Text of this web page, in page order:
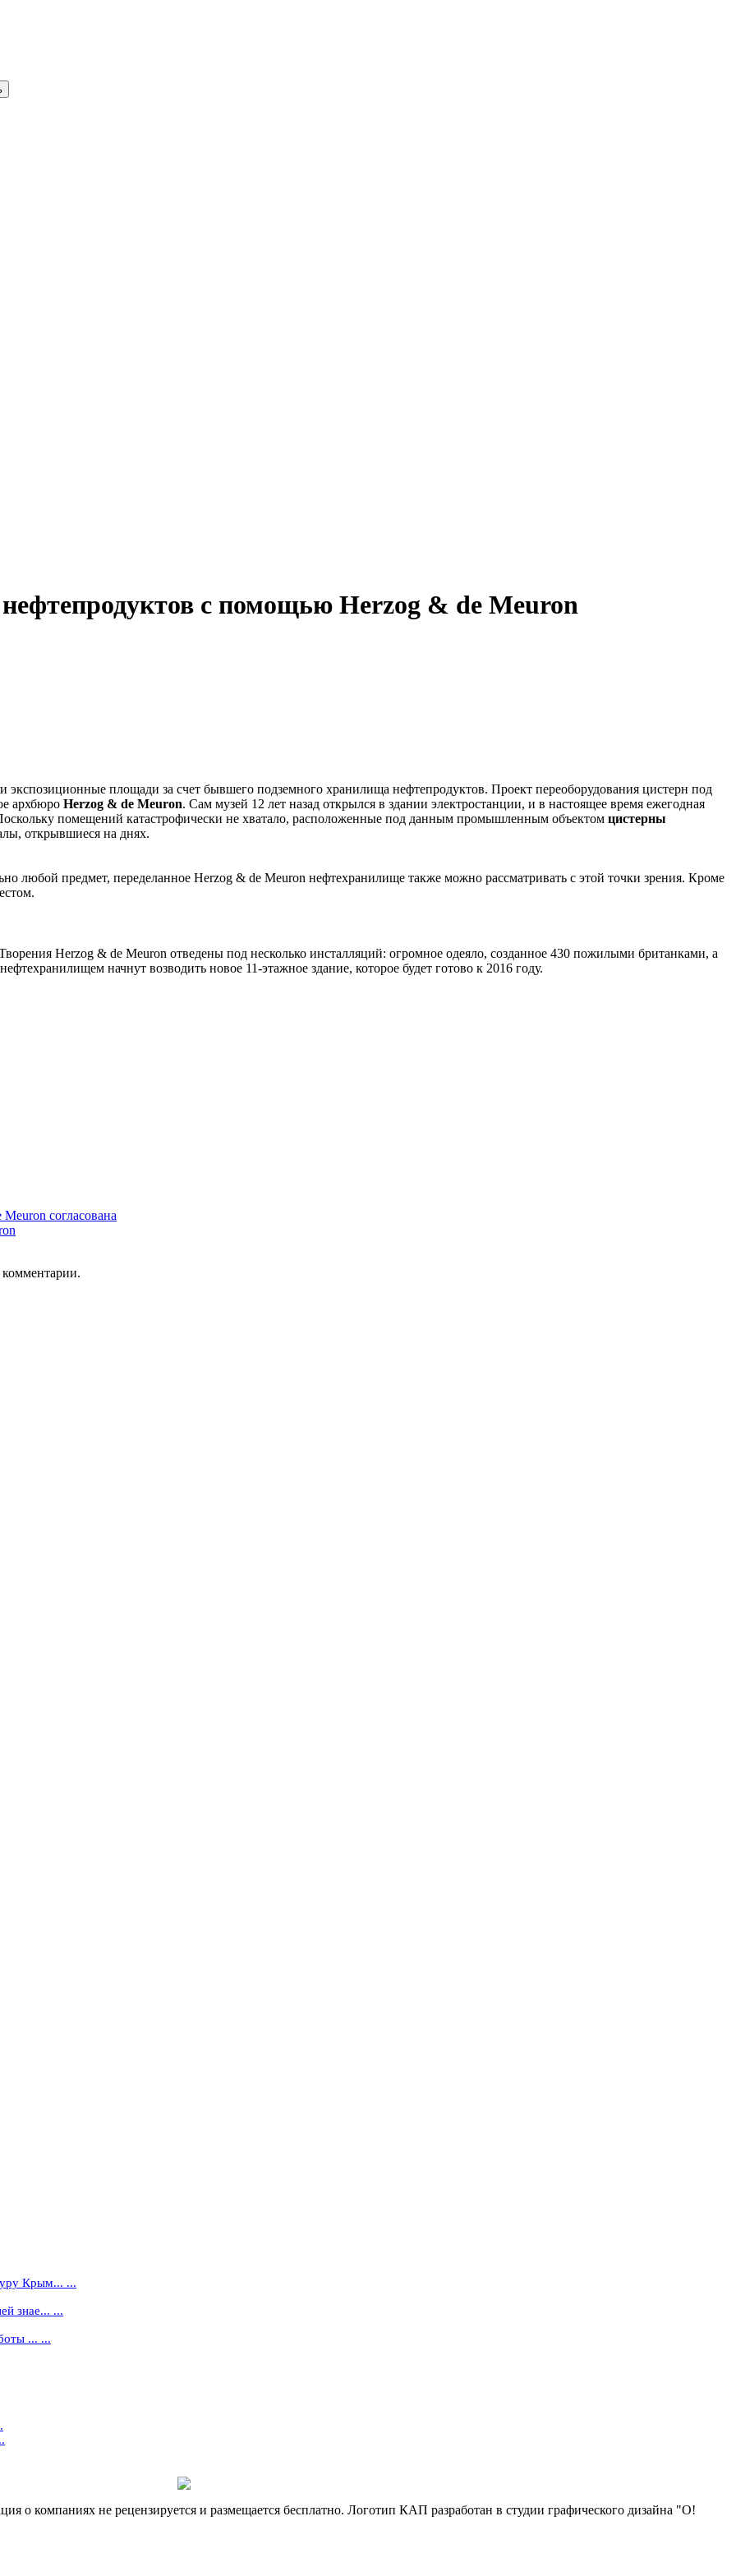
с помощью Herzog & de Meuron
экспозиционные площади за счет бывшего подземного хранилища нефтепродуктов. Проект переоборудования цистерн под
архбюро Herzog & de Meuron. Сам музей 12 лет назад открылся в здании электростанции, и в настоящее время ежегодная
помещений катастрофически не хватало, расположенные под данным промышленным объектом цистерны
открывшиеся на днях.
любой предмет, переделанное Herzog & de Meuron нефтехранилище также можно рассматривать с этой точки зрения. Кроме
Herzog & de Meuron отведены под несколько инсталляций: огромное одеяло, созданное 430 пожилыми британками, а
начнут возводить новое 11-этажное здание, которое будет готово к 2016 году.
согласована
комментарии.
Крым... ...
знае... ...
... ...
компаниях не рецензируется и размещается бесплатно. Логотип КАП разработан в студии графического дизайна "О!